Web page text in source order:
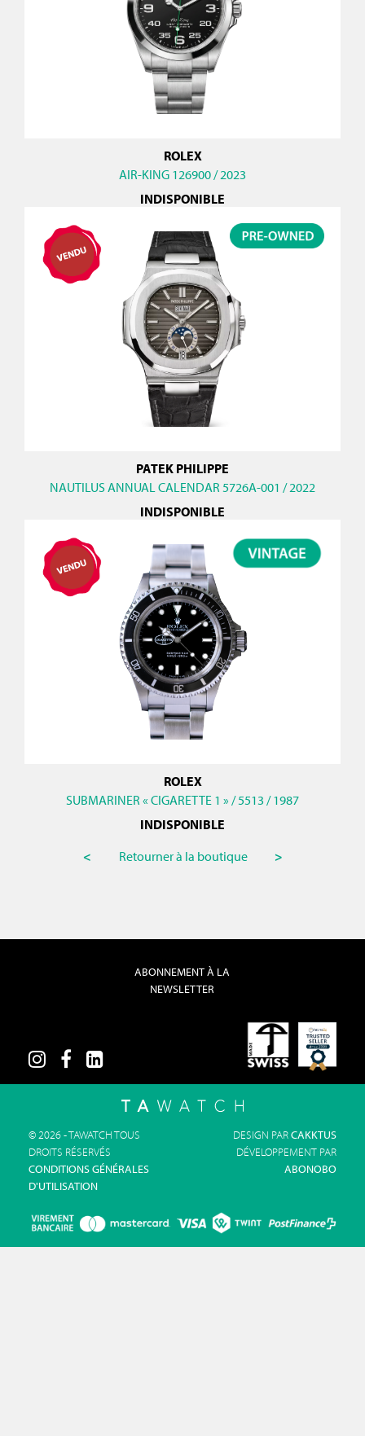
ROLEX
AIR-KING 126900 / 2023
INDISPONIBLE
PATEK PHILIPPE
NAUTILUS ANNUAL CALENDAR 5726A-001 / 2022
INDISPONIBLE
ROLEX
SUBMARINER « CIGARETTE 1 » / 5513 / 1987
INDISPONIBLE
<
Retourner à la boutique >
ABONNEMENT À LA
NEWSLETTER
© 2026 - TAWATCH TOUS
DROITS RÉSERVÉS
CONDITIONS GÉNÉRALES
D'UTILISATION
DESIGN PARCAKKTUS
DÉVELOPPEMENT PAR
ABONOBO